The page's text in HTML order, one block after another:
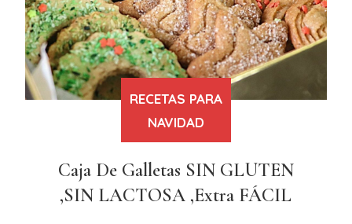
RECETAS PARA
NAVIDAD
Caja De Galletas SIN GLUTEN
,SIN LACTOSA ,Extra FÁCIL